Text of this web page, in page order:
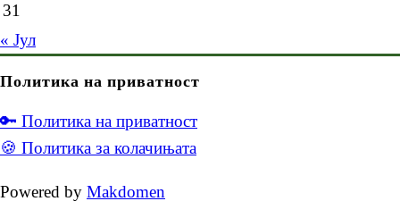
31
« Јул
Политика на приватност
🔑 Политика на приватност
🍪 Политика за колачињата
Powered by Makdomen